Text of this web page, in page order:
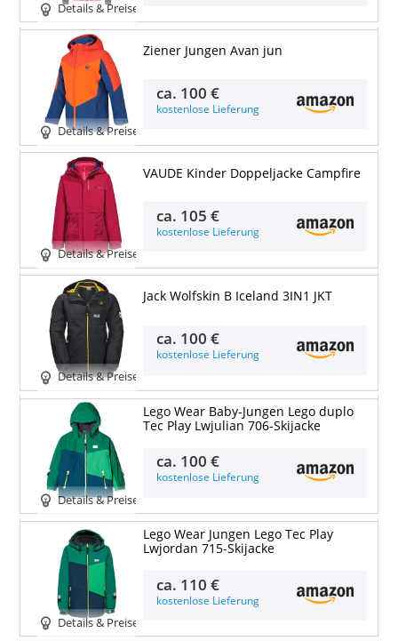
Details & Preise
Details & Preise
Ziener Jungen Avan jun
ca. 100 €
kostenlose Lieferung
Details & Preise
VAUDE Kinder Doppeljacke Campfire
ca. 105 €
kostenlose Lieferung
Details & Preise
Jack Wolfskin B Iceland 3IN1 JKT
ca. 100 €
kostenlose Lieferung
Details & Preise
Lego Wear Baby-Jungen Lego duplo
Tec Play Lwjulian 706-Skijacke
ca. 100 €
kostenlose Lieferung
Details & Preise
Lego Wear Jungen Lego Tec Play
Lwjordan 715-Skijacke
ca. 110 €
kostenlose Lieferung